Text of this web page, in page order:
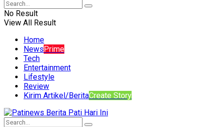
No Result
View All Result
Home
NewsPrime
Tech
Entertainment
Lifestyle
Review
Kirim Artikel/BeritaCreate Story